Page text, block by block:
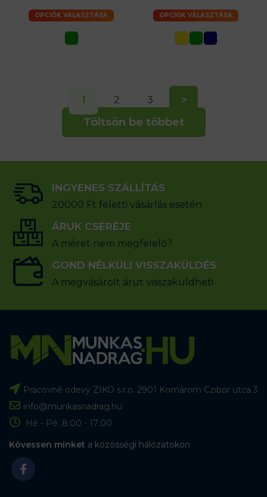
OPCIÓK VÁLASZTÁSA OPCIÓK VÁLASZTÁSA
Töltsön be többet
1 2 3 >
INGYENES SZÁLLÍTÁS
20000 Ft feletti vásárlás esetén
ÁRUK CSERÉJE
A méret nem megfelelő?
GOND NÉLKÜLI VISSZAKÜLDÉS
A megvásárolt árut visszaküldheti
Pracovné odevy ZIKO s.r.o. 2901 Komárom Czibor utca 3
info@munkasnadrag.hu
Hé - Pé: 8:00 - 17:00
Kövessen minket a közösségi hálózatokon